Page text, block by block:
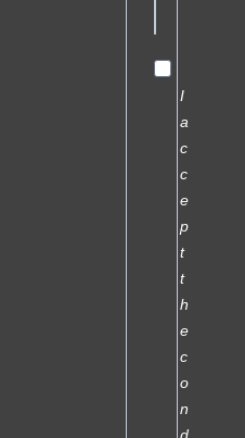
I
a
c
c
e
p
t
t
h
e
c
o
n